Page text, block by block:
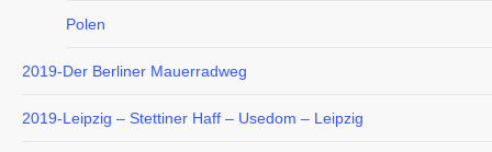
Polen
2019-Der Berliner Mauerradweg
2019-Leipzig – Stettiner Haff – Usedom – Leipzig